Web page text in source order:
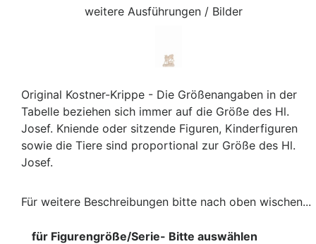
weitere Ausführungen / Bilder
Original Kostner-Krippe - Die Größenangaben in der
Tabelle beziehen sich immer auf die Größe des Hl.
Josef. Kniende oder sitzende Figuren, Kinderfiguren
sowie die Tiere sind proportional zur Größe des Hl.
Josef.
Für weitere Beschreibungen bitte nach oben wischen...
für Figurengröße/Serie- Bitte auswählen